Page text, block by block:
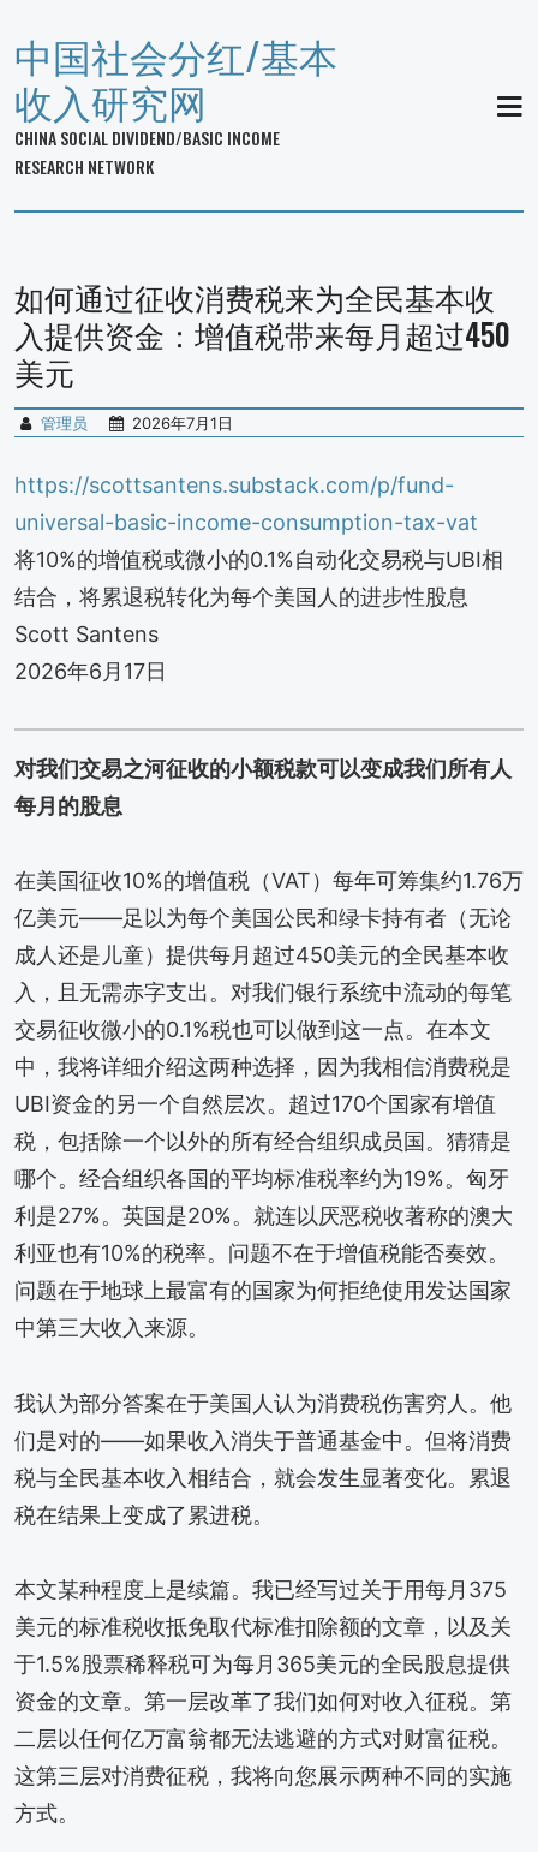
中国社会分红/基本
收入研究网
CHINA SOCIAL DIVIDEND/BASIC INCOME
RESEARCH NETWORK
如何通过征收消费税来为全民基本收
入提供资金：增值税带来每月超过450
美元
管理员 2026年7月1日
https://scottsantens.substack.com/p/fund-
universal-basic-income-consumption-tax-vat
将10%的增值税或微小的0.1%自动化交易税与UBI相
结合，将累退税转化为每个美国人的进步性股息
Scott Santens
2026年6月17日
对我们交易之河征收的小额税款可以变成我们所有人
每月的股息
在美国征收10%的增值税（VAT）每年可筹集约1.76万
亿美元——足以为每个美国公民和绿卡持有者（无论
成人还是儿童）提供每月超过450美元的全民基本收
入，且无需赤字支出。对我们银行系统中流动的每笔
交易征收微小的0.1%税也可以做到这一点。在本文
中，我将详细介绍这两种选择，因为我相信消费税是
UBI资金的另一个自然层次。超过170个国家有增值
税，包括除一个以外的所有经合组织成员国。猜猜是
哪个。经合组织各国的平均标准税率约为19%。匈牙
利是27%。英国是20%。就连以厌恶税收著称的澳大
利亚也有10%的税率。问题不在于增值税能否奏效。
问题在于地球上最富有的国家为何拒绝使用发达国家
中第三大收入来源。
我认为部分答案在于美国人认为消费税伤害穷人。他
们是对的——如果收入消失于普通基金中。但将消费
税与全民基本收入相结合，就会发生显著变化。累退
税在结果上变成了累进税。
本文某种程度上是续篇。我已经写过关于用每月375
美元的标准税收抵免取代标准扣除额的文章，以及关
于1.5%股票稀释税可为每月365美元的全民股息提供
资金的文章。第一层改革了我们如何对收入征税。第
二层以任何亿万富翁都无法逃避的方式对财富征税。
这第三层对消费征税，我将向您展示两种不同的实施
方式。